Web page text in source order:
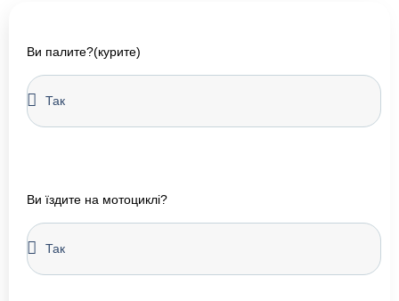
Ви палите?(курите)
Ви їздите на мотоциклі?